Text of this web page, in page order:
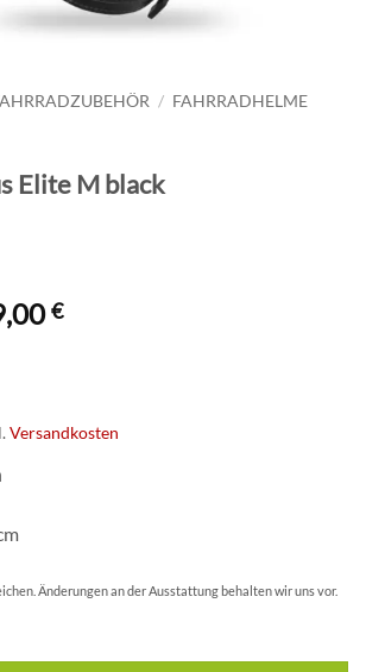
/ FAHRRADHELME
Elite M black
€Aktueller
Versandkosten
Änderungen an der Ausstattung behalten wir uns vor.